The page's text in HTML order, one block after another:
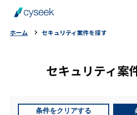
ご利用の流れ
ホーム セキュリティ案件を探す
セキュリティ案
条件をクリアする